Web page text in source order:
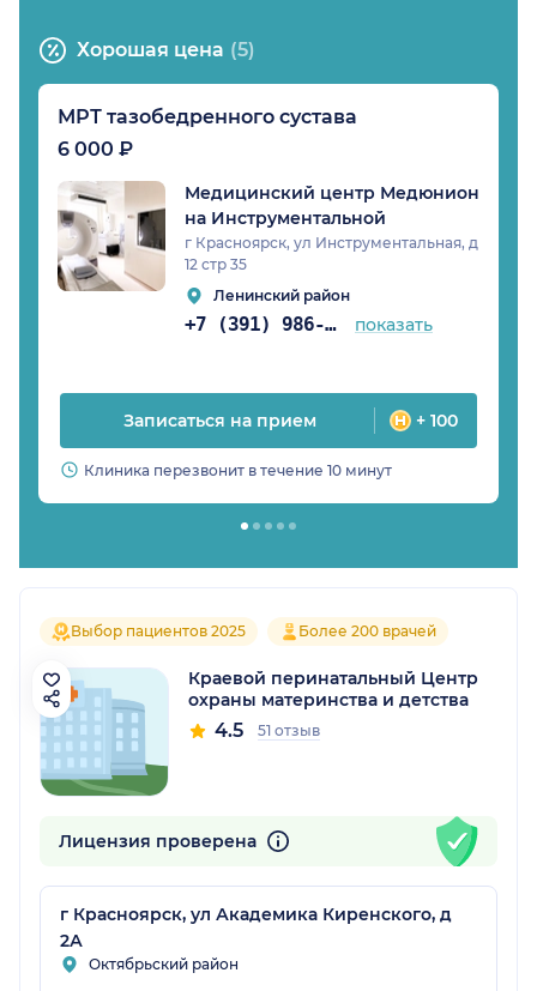
Хорошая цена (5)
МРТ тазобедренного сустава
6 000 ₽
Медицинский центр Медюнион
на Инструментальной
г Красноярск, ул Инструментальная, д
12 стр 35
Ленинский район
+7 (391) 986-02-13 показать
Записаться на прием + 100
Клиника перезвонит в течение 10 минут
Выбор пациентов 2025 Более 200 врачей
Краевой перинатальный Центр
охраны материнства и детства
4.5 51 отзыв
Лицензия проверена
г Красноярск, ул Академика Киренского, д
2А
Октябрьский район